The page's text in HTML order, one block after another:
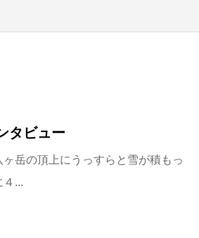
タビュー
岳の頂上にうっすらと雪が積もっ
...